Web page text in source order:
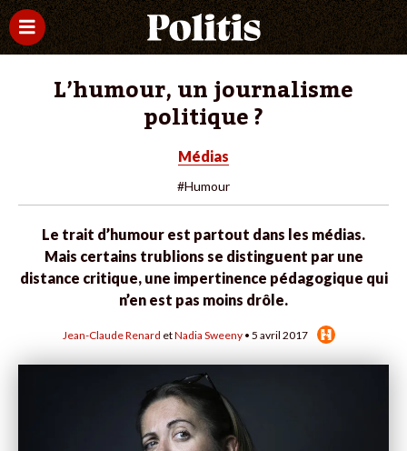
L’humour, un journalisme
politique ?
Médias
#Humour
Le trait d’humour est partout dans les médias.
Mais certains trublions se distinguent par une
distance critique, une impertinence pédagogique qui
n’en est pas moins drôle.
Jean-Claude Renard etNadia Sweeny • 5 avril 2017